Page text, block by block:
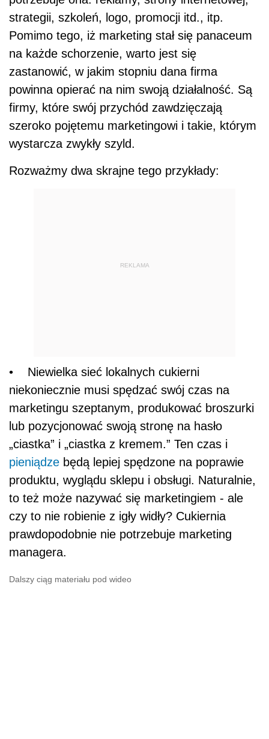
strategii, szkoleń, logo, promocji itd., itp.
Pomimo tego, iż marketing stał się panaceum
na każde schorzenie, warto jest się
zastanowić, w jakim stopniu dana firma
powinna opierać na nim swoją działalność. Są
firmy, które swój przychód zawdzięczają
szeroko pojętemu marketingowi i takie, którym
wystarcza zwykły szyld.
Rozważmy dwa skrajne tego przykłady:
REKLAMA
• Niewielka sieć lokalnych cukierni
niekoniecznie musi spędzać swój czas na
marketingu szeptanym, produkować broszurki
lub pozycjonować swoją stronę na hasło
„ciastka” i „ciastka z kremem.” Ten czas i
pieniądze będą lepiej spędzone na poprawie
produktu, wyglądu sklepu i obsługi. Naturalnie,
to też może nazywać się marketingiem - ale
czy to nie robienie z igły widły? Cukiernia
prawdopodobnie nie potrzebuje marketing
managera.
Dalszy ciąg materiału pod wideo